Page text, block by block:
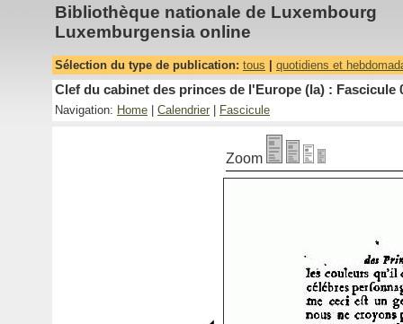
Bibliothèque nationale de Luxembourg
Luxemburgensia online
Sélection du type de publication: tous quotidiens et
Clef du cabinet des princes de l'Europe (la) : Fascicule
Navigation: Home Calendrier Fascicule
Zoom